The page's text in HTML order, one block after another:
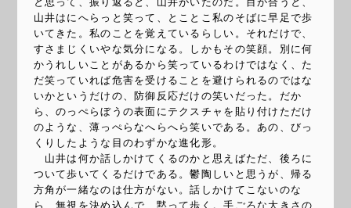
と思って、振り返ると、山井がいたのだ。目が合うと、
山井はにへらっと笑って、とことこ私のそばに早足で歩
いてきた。私のことを覚えているらしい。それだけで、
すさまじくいやな気分になる。しかもその笑顔。別に何
かうれしいことがあるから笑っているわけではなく、た
だ笑っていれば危害を受けることを避けられるのではな
いかというだけの、防御反応だけの笑いだった。だか
ら、のっぺらぼうの表面にテクスチャを貼り付けただけ
のような、薄っぺらなへらへら笑いである。あの、びっ
くりしたような目のわずかな進化形。
山井は何か話しかけてくるのかと思えばただ、後ろに
ついて歩いてくるだけである。鬱陶しいと思うが、帰る
方角が一緒なのは仕方がない。話しかけてこないのな
ら、無視を決め込んで、黙って歩く。手ごろな大きさの